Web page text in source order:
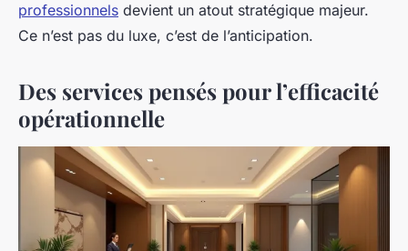
professionnels devient un atout stratégique majeur.
Ce n’est pas du luxe, c’est de l’anticipation.
Des services pensés pour l’efficacité
opérationnelle